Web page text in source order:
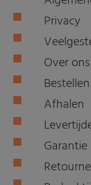
Privacy
Over ons
Bestellen
Afhalen
Garantie